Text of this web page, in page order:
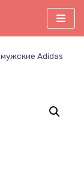
Adidas